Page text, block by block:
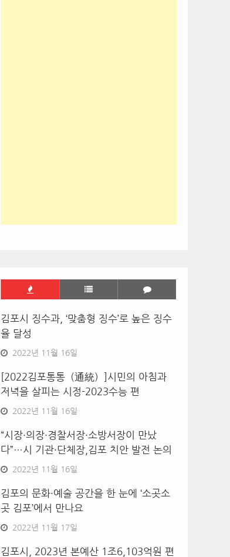
김포시 징수과, ‘맞춤형 징수’로 높은 징수
율 달성
2022년 11월 16일
[2022김포통통（通統）]시민의 아침과
저녁을 살피는 시정-2023수능 편
2022년 11월 16일
“시장·의장·경찰서장·소방서장이 만났
다”…시 기관·단체장,김포 치안 발전 논의
2022년 11월 16일
김포의 문화·예술 공간을 한 눈에 ‘소곳소
곳 김포’에서 만나요
2022년 11월 17일
김포시, 2023년 본예산 1조6,103억원 편